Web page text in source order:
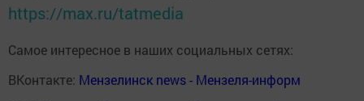
https://max.ru/tatmedia
Самое интересное в наших социальных сетях:
ВКонтакте: Мензелинск news - Мензеля-информ